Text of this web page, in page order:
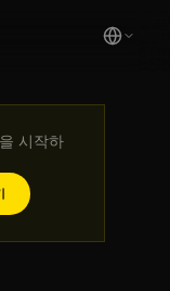
시작하